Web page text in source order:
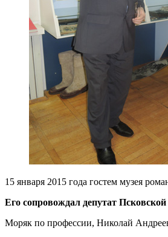
15 января 2015 года гостем музея
Его сопровождал депутат
Моряк по профессии, Николай